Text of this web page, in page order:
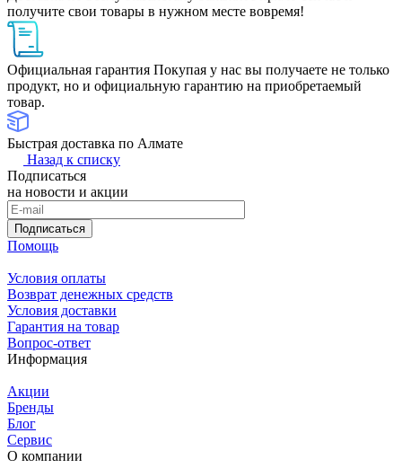
получите свои товары в нужном месте вовремя!
Официальная гарантия Покупая у нас вы получаете не только
продукт, но и официальную гарантию на приобретаемый
товар.
Быстрая доставка по Алмате
Назад к списку
Подписаться
на новости и акции
Подписаться
Помощь
Условия оплаты
Возврат денежных средств
Условия доставки
Гарантия на товар
Вопрос-ответ
Информация
Акции
Бренды
Блог
Сервис
О компании